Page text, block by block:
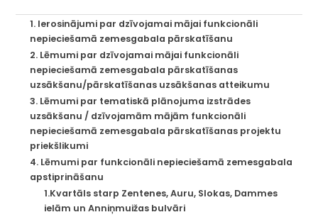
1. Ierosinājumi par dzīvojamai mājai funkcionāli
nepieciešamā zemesgabala pārskatīšanu
2. Lēmumi par dzīvojamai mājai funkcionāli
nepieciešamā zemesgabala pārskatīšanas
uzsākšanu/pārskatīšanas uzsākšanas atteikumu
3. Lēmumi par tematiskā plānojuma izstrādes
uzsākšanu / dzīvojamām mājām funkcionāli
nepieciešamā zemesgabala pārskatīšanas projektu
priekšlikumi
4. Lēmumi par funkcionāli nepieciešamā zemesgabala
apstiprināšanu
1.Kvartāls starp Zentenes, Auru, Slokas, Dammes
ielām un Anniņmuižas bulvāri